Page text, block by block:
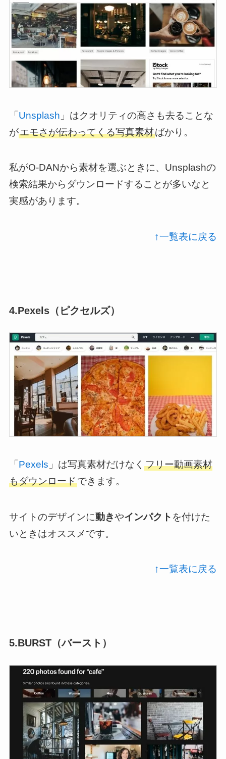
「Unsplash 」はクオリティの高さも去ることな
がエモさが伝わってくる写真素材ばかり。
私がO-DANから素材を選ぶときに、Unsplashの
検索結果からダウンロードすることが多いなと
実感があります。
↑一覧表に戻る
4.Pexels（ピクセルズ）
「 Pexels 」は写真素材だけなく フリー動画素材
もダウンロードできます。
サイトのデザインに動きやインパクト を付けた
いときはオススメです。
↑一覧表に戻る
5.BURST（バースト）